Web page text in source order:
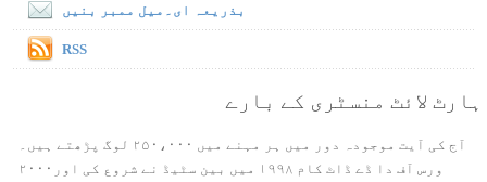
بذریعہ ای۔میل ممبر بنیں
RSS
ہارٹ لائٹ منسٹری کے بارے
آج کی آیت موجودہ دور میں ہر مہنے میں ۲۵۰،۰۰۰ لوگ پڑھتے ہیں۔
ورس آف دا ڈے ڈاٹ کام ۱۹۹۸ میں بین سٹیڈ نے شروع کی اور۲۰۰۰